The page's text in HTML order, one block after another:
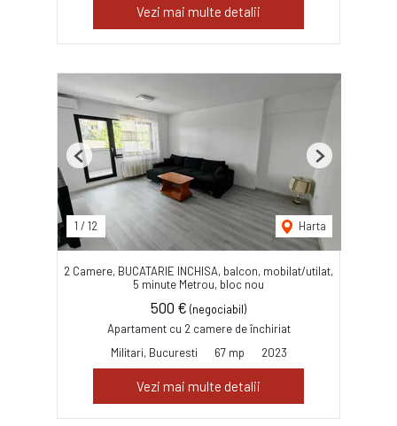
Vezi mai multe detalii
1 / 12 Harta
Previous Next
2 Camere, BUCATARIE INCHISA, balcon, mobilat/utilat,
5 minute Metrou, bloc nou
500 € (negociabil)
Apartament cu 2 camere de închiriat
Militari, Bucuresti
67 mp 2023
Vezi mai multe detalii